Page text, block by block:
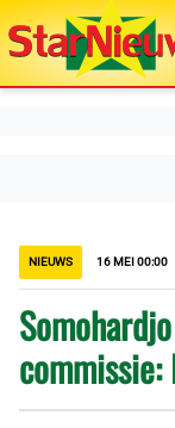
NIEUWS 16 MEI 00:00